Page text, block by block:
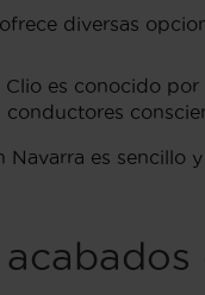
diversas
Clio es conocido
Navarra es